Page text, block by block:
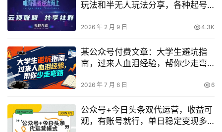
玩法和半无人玩法分享，各种起号
2026 年 2 月 9 日 4.3K
某公众号付费文章：大学生避坑指
南，过来人血泪经验，帮你少走弯
2026 年 7 月 6 日 6
公众号+今日头条双代运营，收益可
观，有账号就行，单日稳定变现多